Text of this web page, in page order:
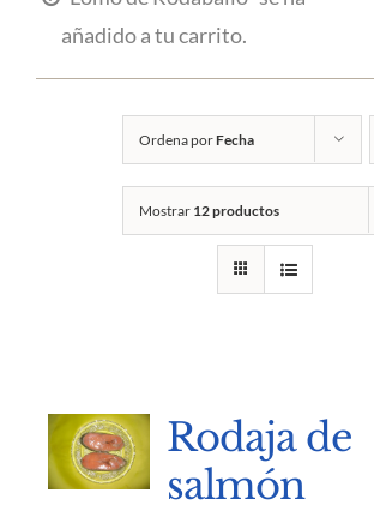
añadido a tu carrito.
Ordena porFecha
Mostrar 12 productos
Rodaja de
salmón